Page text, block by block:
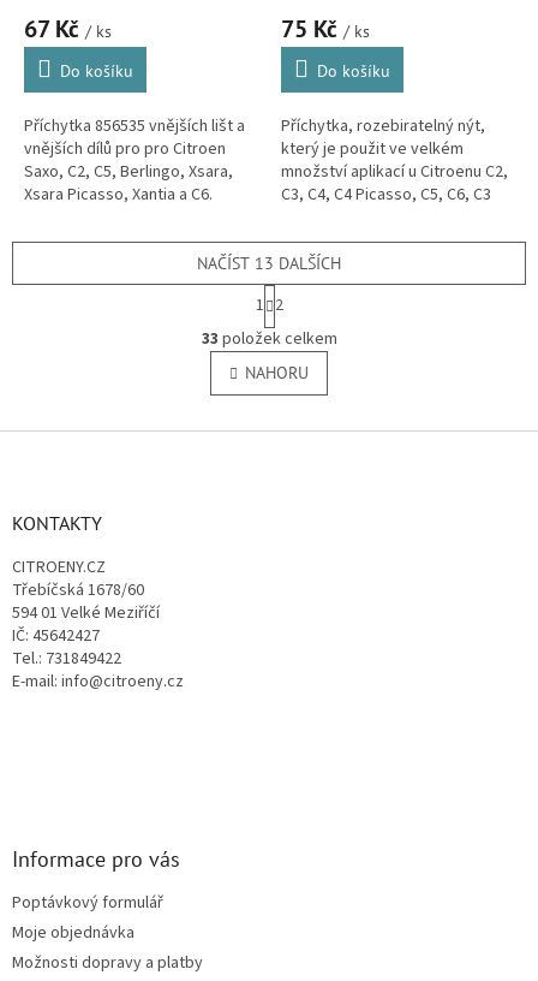
Picasso, Xantia a C6
(856535)
67 Kč / ks
Do košíku
Příchytka 856535 vnějších lišt a
vnějších dílů pro pro Citroen
Saxo, C2, C5, Berlingo, Xsara,
Xsara Picasso, Xantia a C6.
Jumpy, DS3, DS4, DS5.
75 Kč / ks
Do košíku
Příchytka, rozebiratelný nýt,
který je použit ve velkém
množství aplikací u Citroenu C2,
C3, C4, C4 Picasso, C5, C6, C3
Elysee, DS3, DS4 a DS5....
O
v
l
á
NAČÍST 13 DALŠÍCH
S
t
r
á
n
k
v
1 2
33 položek celkem
NAHORU
Z
KONTAKTY
CITROENY.CZ
Třebíčská 1678/60
594 01 Velké Meziříčí
IČ: 45642427
Tel.: 731849422
E-mail: info@citroeny.cz
Informace pro vás
Poptávkový formulář
Moje objednávka
Možnosti dopravy a platby